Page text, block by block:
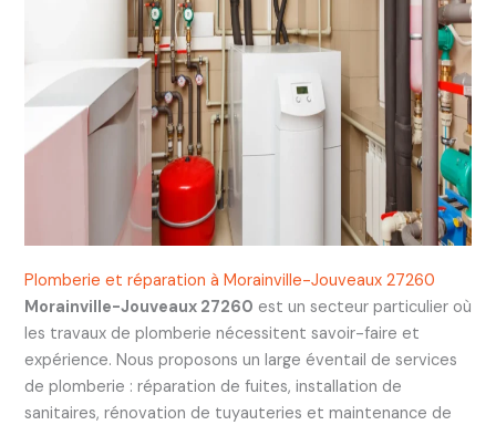
Plomberie et réparation à Morainville-Jouveaux 27260
Morainville-Jouveaux 27260 est un secteur particulier où
les travaux de plomberie nécessitent savoir-faire et
expérience. Nous proposons un large éventail de services
de plomberie : réparation de fuites, installation de
sanitaires, rénovation de tuyauteries et maintenance de